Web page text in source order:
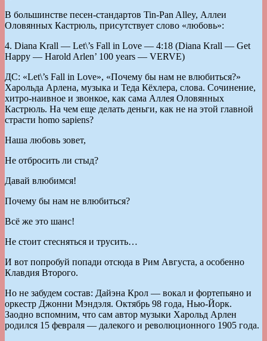
В большинстве песен-стандартов Tin-Pan Alley, Аллеи
Оловянных Кастрюль, присутствует слово «любовь»:
4. Diana Krall — Let\’s Fall in Love — 4:18 (Diana Krall — Get
Happy — Harold Arlen’ 100 years — VERVE)
ДС: «Let\’s Fall in Love», «Почему бы нам не влюбиться?»
Харольда Арлена, музыка и Теда Кёхлера, слова. Сочинение,
хитро-наивное и звонкое, как сама Аллея Оловянных
Кастрюль. На чем еще делать деньги, как не на этой главной
страсти homo sapiens?
Наша любовь зовет,
Не отбросить ли стыд?
Давай влюбимся!
Почему бы нам не влюбиться?
Всё же это шанс!
Не стоит стесняться и трусить…
И вот попробуй попади отсюда в Рим Августа, а особенно
Клавдия Второго.
Но не забудем состав: Дайэна Крол — вокал и фортепьяно и
оркестр Джонни Мэндэля. Октябрь 98 года, Нью-Йорк.
Заодно вспомним, что сам автор музыки Харольд Арлен
родился 15 февраля — далекого и революционного 1905 года.